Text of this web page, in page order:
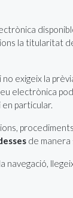
la titularitat
no exigeix la
electrònica
particular.
de manera